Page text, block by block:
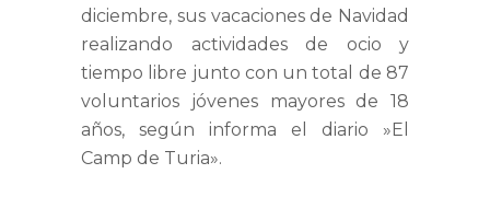
diciembre, sus vacaciones de Navidad
realizando actividades de ocio y
tiempo libre junto con un total de 87
voluntarios jóvenes mayores de 18
años, según informa el diario »El
Camp de Turia».